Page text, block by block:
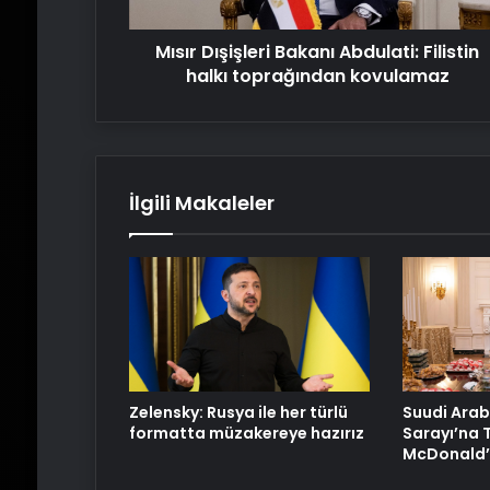
Mısır Dışişleri Bakanı Abdulati: Filistin
halkı toprağından kovulamaz
İlgili Makaleler
Zelensky: Rusya ile her türlü
formatta müzakereye hazırız
Suudi